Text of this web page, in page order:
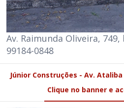
Av. Raimunda Oliveira,
99184-0848
Júnior Construções - Av.
Clique no banner e